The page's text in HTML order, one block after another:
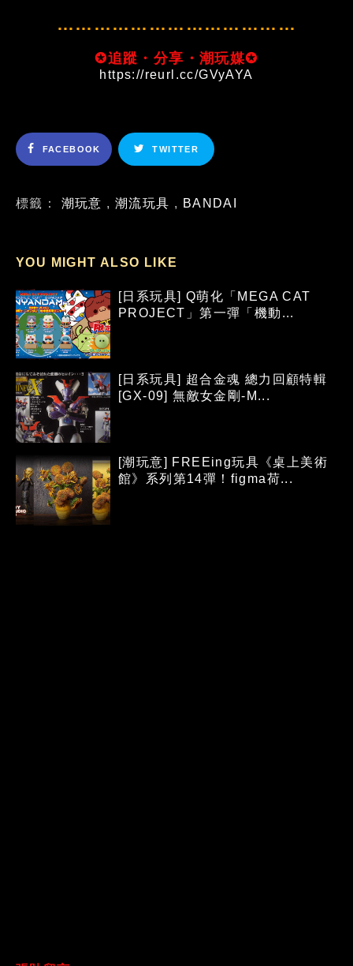
…………………………………
✪追蹤・分享・潮玩媒✪
https://reurl.cc/GVyAYA
FACEBOOK TWITTER
標籤： 潮玩意 ,潮流玩具 , BANDAI
YOU MIGHT ALSO LIKE
[日系玩具] Q萌化「MEGA CAT
PROJECT」第一彈「機動...
[日系玩具] 超合金魂 總力回顧特輯
[GX-09] 無敵女金剛-M...
[潮玩意] FREEing玩具《桌上美術
館》系列第14彈！figma荷...